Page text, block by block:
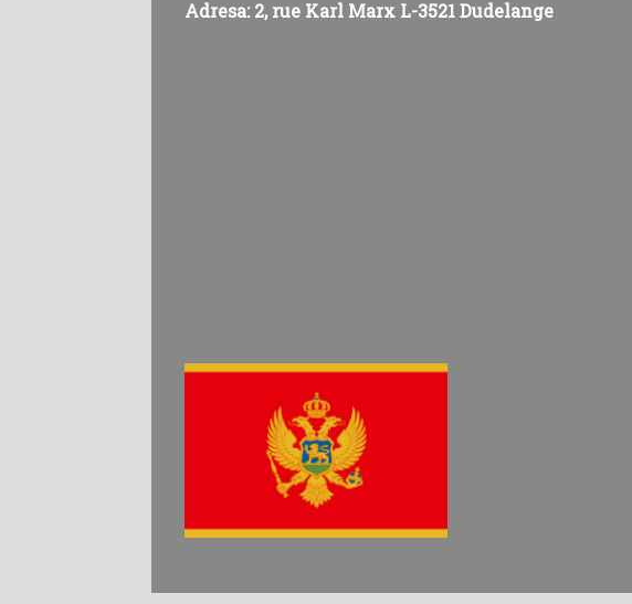
Adresa: 2, rue Karl Marx L-3521 Dudelange